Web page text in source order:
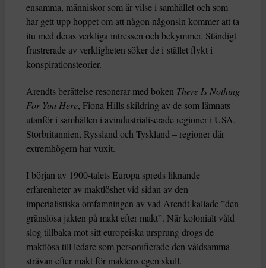
ensamma, människor som är vilse i samhället och som
har gett upp hoppet om att någon någonsin kommer att ta
itu med deras verkliga intressen och bekymmer. Ständigt
frustrerade av verkligheten söker de i stället flykt i
konspirationsteorier.
Arendts berättelse resonerar med boken There Is Nothing
For You Here, Fiona Hills skildring av de som lämnats
utanför i samhällen i avindustrialiserade regioner i USA,
Storbritannien, Ryssland och Tyskland – regioner där
extremhögern har vuxit.
I början av 1900-talets Europa spreds liknande
erfarenheter av maktlöshet vid sidan av den
imperialistiska omfamningen av vad Arendt kallade ”den
gränslösa jakten på makt efter makt”. När kolonialt våld
slog tillbaka mot sitt europeiska ursprung drogs de
maktlösa till ledare som personifierade den våldsamma
strävan efter makt för maktens egen skull.